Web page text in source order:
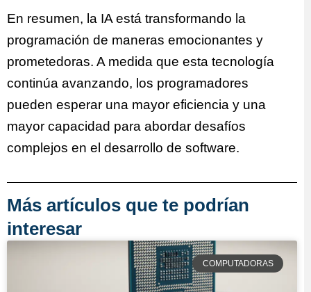
En resumen, la IA está transformando la
programación de maneras emocionantes y
prometedoras. A medida que esta tecnología
continúa avanzando, los programadores
pueden esperar una mayor eficiencia y una
mayor capacidad para abordar desafíos
complejos en el desarrollo de software.
Más artículos que te podrían
interesar
COMPUTADORAS